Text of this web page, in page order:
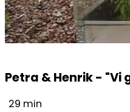
Petra & Henrik - "Vi
29 min